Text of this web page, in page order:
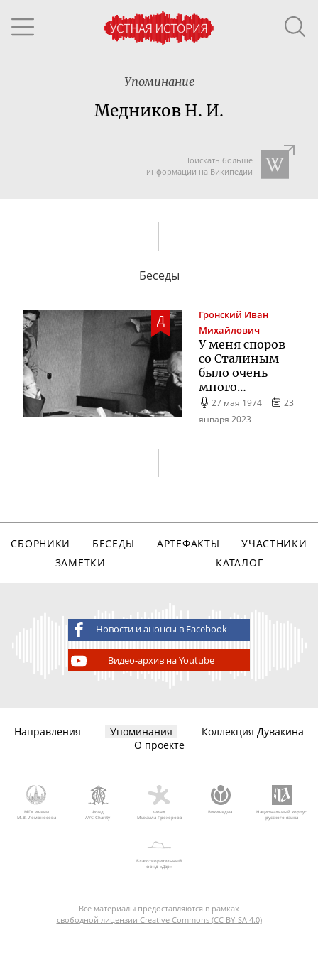
Упоминание
Медников Н. И.
Поискать больше
информации на Википедии
Беседы
Д Гронский Иван
Михайлович
У меня споров
со Сталиным
было очень
много…
27 мая 1974
23
января 2023
СБОРНИКИ БЕСЕДЫ АРТЕФАКТЫ
УЧАСТНИКИ
ЗАМЕТКИ
КАТАЛОГ
Новости и анонсы в Facebook
Видео-архив на Youtube
Направления Упоминания
Коллекция Дувакина
О проекте
МГУ имени
М.В. Ломоносова
Фонд
AVC Charity
Фонд
Михаила Прохорова
Викимедиа
Национальный корпус
русского языка
Благотворительный
фонд «Дар»
Все материалы предоставляются в рамках
свободной лицензии Creative Commons (CC BY-SA 4.0)